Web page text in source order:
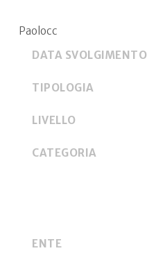
Paolocc
DATA SVOLGIMENTO
TIPOLOGIA
LIVELLO
CATEGORIA
ENTE